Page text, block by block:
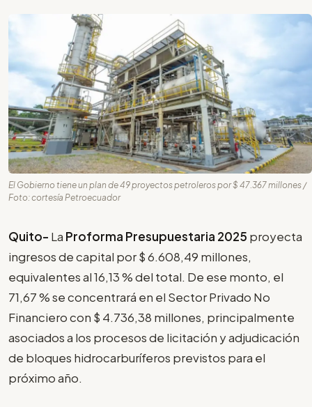
El Gobierno tiene un plan de 49 proyectos petroleros por $ 47.367 millones /
Foto: cortesía Petroecuador
Quito- La Proforma Presupuestaria 2025 proyecta
ingresos de capital por $ 6.608,49 millones,
equivalentes al 16,13 % del total. De ese monto, el
71,67 % se concentrará en el Sector Privado No
Financiero con $ 4.736,38 millones, principalmente
asociados a los procesos de licitación y adjudicación
de bloques hidrocarburíferos previstos para el
próximo año.